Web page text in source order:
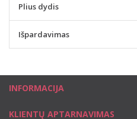
Plius dydis
Išpardavimas
INFORMACIJA
KLIENTŲ APTARNAVIMAS